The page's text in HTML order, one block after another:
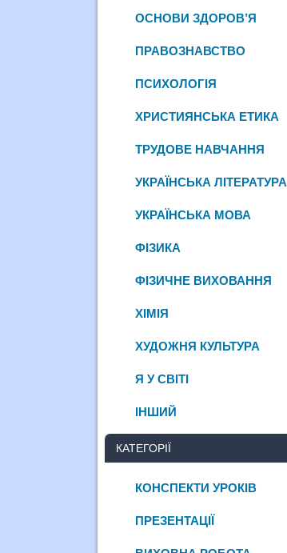
ОСНОВИ ЗДОРОВ’Я
ПРАВОЗНАВСТВО
ПСИХОЛОГІЯ
ХРИСТИЯНСЬКА ЕТИКА
ТРУДОВЕ НАВЧАННЯ
УКРАЇНСЬКА ЛІТЕРАТУРА
УКРАЇНСЬКА МОВА
ФІЗИКА
ФІЗИЧНЕ ВИХОВАННЯ
ХІМІЯ
ХУДОЖНЯ КУЛЬТУРА
Я У СВІТІ
ІНШИЙ
КАТЕГОРІЇ
КОНСПЕКТИ УРОКІВ
ПРЕЗЕНТАЦІЇ